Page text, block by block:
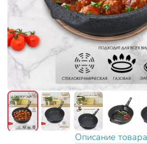
Описание товара